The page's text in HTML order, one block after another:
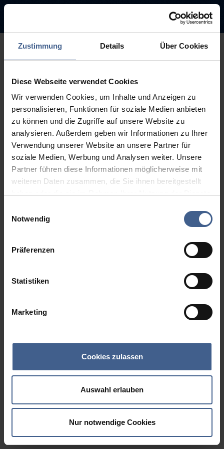
Zustimmung Details Über Cookies
Diese Webseite verwendet Cookies
Wir verwenden Cookies, um Inhalte und Anzeigen zu
personalisieren, Funktionen für soziale Medien anbieten
zu können und die Zugriffe auf unsere Website zu
analysieren. Außerdem geben wir Informationen zu Ihrer
Verwendung unserer Website an unsere Partner für
soziale Medien, Werbung und Analysen weiter. Unsere
Partner führen diese Informationen möglicherweise mit
weiteren Daten zusammen, die Sie ihnen bereitgestellt
Weitere Informationen finden Sie in unseren
Notwendig
Präferenzen
Statistiken
Marketing
Cookies zulassen
Auswahl erlauben
Nur notwendige Cookies
Sorry, this page is not
available.
The link you followed may be broken or the page may have been
removed.
Back to homepage Go to search (Link offen)